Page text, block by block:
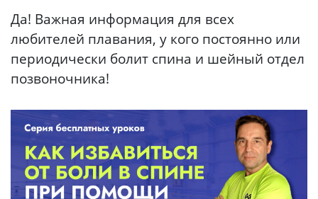
Да! Важная информация для всех
любителей плавания, у кого постоянно или
периодически болит спина и шейный отдел
позвоночника!